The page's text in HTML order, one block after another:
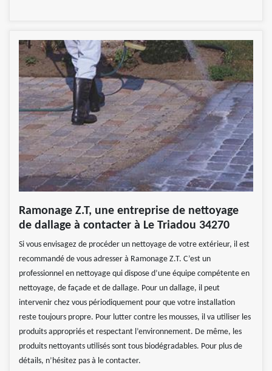
Ramonage Z.T, une entreprise de nettoyage
de dallage à contacter à Le Triadou 34270
Si vous envisagez de procéder un nettoyage de votre extérieur, il est
recommandé de vous adresser à Ramonage Z.T. C’est un
professionnel en nettoyage qui dispose d’une équipe compétente en
nettoyage, de façade et de dallage. Pour un dallage, il peut
intervenir chez vous périodiquement pour que votre installation
reste toujours propre. Pour lutter contre les mousses, il va utiliser les
produits appropriés et respectant l’environnement. De même, les
produits nettoyants utilisés sont tous biodégradables. Pour plus de
détails, n’hésitez pas à le contacter.